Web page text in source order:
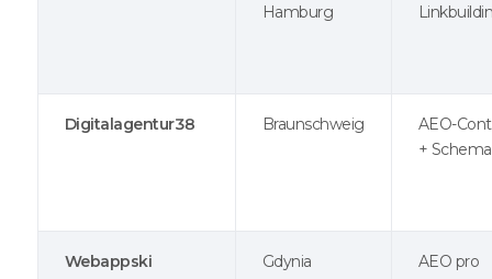
Hamburg
Digitalagentur38 Braunschweig
AEO-
+ Schema
Webappski Gdynia
AEO pro